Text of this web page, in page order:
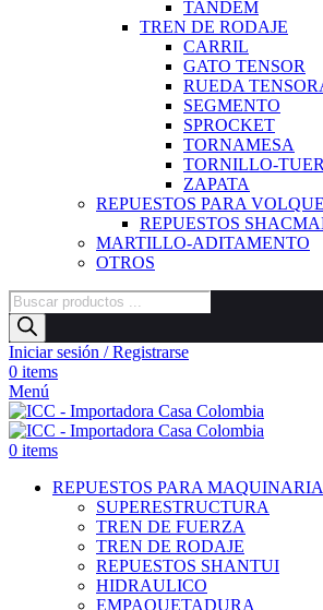
TANDEM
TREN DE RODAJE
CARRIL
GATO TENSOR
RUEDA
SEGMENTO
SPROCKET
TORNAMESA
TORNILLO-
ZAPATA
REPUESTOS PARA
REPUESTOS
MARTILLO-ADITAMENTO
OTROS
Búsqueda
de
productos
Iniciar sesión / Registrarse
0 items
Menú
0 items
REPUESTOS PARA
SUPERESTRUCTURA
TREN DE FUERZA
TREN DE RODAJE
REPUESTOS SHANTUI
HIDRAULICO
EMPAQUETADURA